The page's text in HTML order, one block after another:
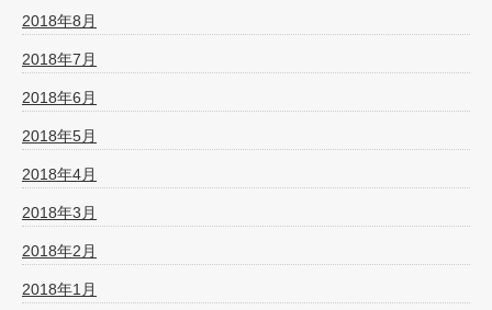
2018年8月
2018年7月
2018年6月
2018年5月
2018年4月
2018年3月
2018年2月
2018年1月